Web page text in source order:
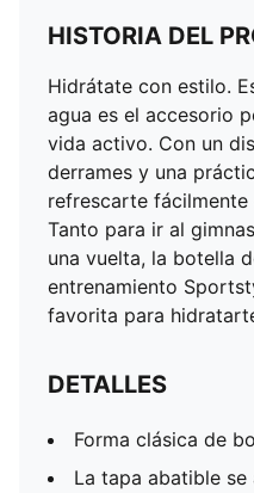
HISTORIA DEL
Hidrátate con estilo.
agua es el accesorio
vida activo. Con un
derrames y una
refrescarte fácilmente
Tanto para ir al
una vuelta, la botella
entrenamiento
favorita para
DETALLES
Forma clásica de
La tapa abatible